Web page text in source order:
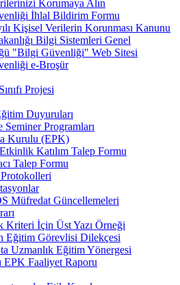
Korumaya Alın
İhlal Bildirim Formu
Kişisel Verilerin Korunması Kanunu
Bilgi Sistemleri Genel
"Bilgi Güvenliği" Web Sitesi
e-Broşür
Projesi
Duyuruları
Seminer Programları
Kurulu (EPK)
Katılım Talep Formu
Talep Formu
Müfredat Güncellemeleri
Kriteri İçin Üst Yazı Örneği
Eğitim Görevlisi Dilekçesi
Uzmanlık Eğitim Yönergesi
EPK Faaliyet Raporu